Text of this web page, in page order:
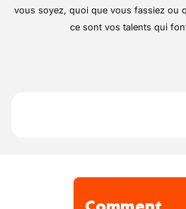
Veiller à l’entretien
confié et au respect des
vous soyez, quoi que vous fassiez ou
ce sont vos talents qui